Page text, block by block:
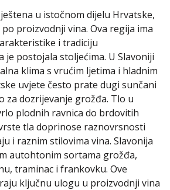
u istočnom dijelu Hrvatske,
proizvodnji vina. Ova regija ima
i tradiciju
je postojala stoljećima. U Slavoniji
klima s vrućim ljetima i hladnim
uvjete često prate dugi sunčani
za dozrijevanje grožđa. Tlo u
plodnih ravnica do brdovitih
tla doprinose raznovrsnosti
i raznim stilovima vina. Slavonija
autohtonim sortama grožđa,
traminac i frankovku. Ove
ključnu ulogu u proizvodnji vina